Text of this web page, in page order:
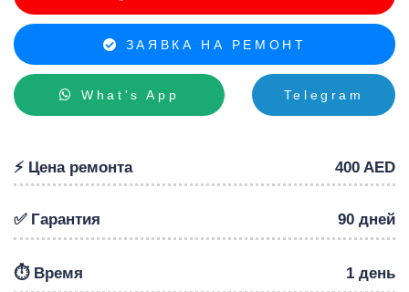
ЗАЯВКА НА РЕМОНТ
What's App Telegram
⚡️ Цена ремонта 400 AED
✅ Гарантия 90 дней
⏱️ Время 1 день